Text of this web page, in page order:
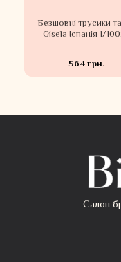
Безшовні трусики
Gisela Іспанія 1/
564 грн.
Салон